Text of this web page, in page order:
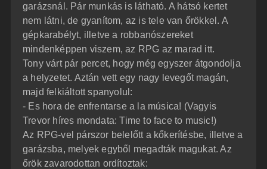
garázsnál. Pár munkás is látható. A hátsó kertet
nem látni, de gyanítom, az is tele van őrökkel. A
gépkarabélyt, illetve a robbanószereket
mindenképpen viszem, az RPG az marad itt.
Tony várt pár percet, hogy még egyszer átgondolja
a helyzetet. Aztán vett egy nagy levegőt magán,
majd felkiáltott spanyolul:
- Es hora de enfrentarse a la música! (Vagyis
Trevor híres mondata: Time to face to music!)
Az RPG-vel párszor belelőtt a kőkerítésbe, illetve a
garázsba, melyek egyből megadták magukat. Az
őrök zavarodottan ordítoztak: